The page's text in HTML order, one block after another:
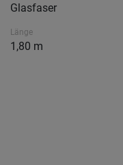
Glasfaser
Länge
1,80 m